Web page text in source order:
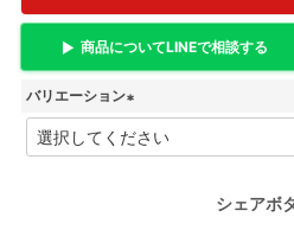
商品についてLINEで相談する
バリエーション
(
必
シェアボ